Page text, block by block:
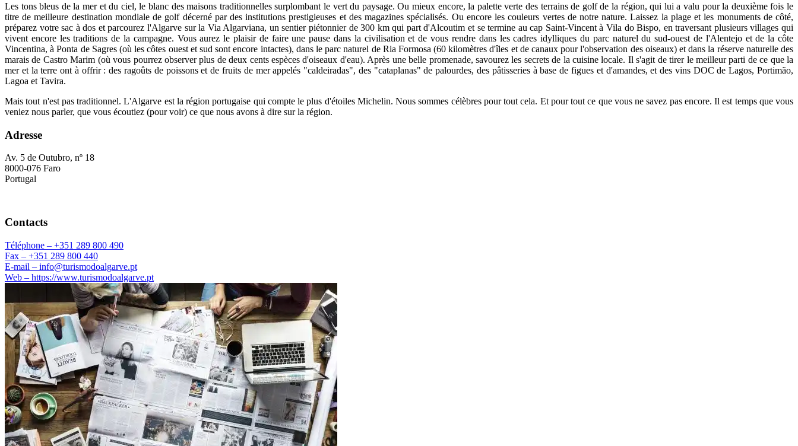
Les tons bleus de la mer et du ciel, le blanc des maisons traditionnelles surplombant le vert du paysage. Ou mieux encore, la palette verte des terrains de golf de la région, qui lui a valu pour la deuxième fois le
titre de meilleure destination mondiale de golf décerné par des institutions prestigieuses et des magazines spécialisés. Ou encore les couleurs vertes de notre nature. Laissez la plage et les monuments de côté,
préparez votre sac à dos et parcourez l'Algarve sur la Via Algarviana, un sentier piétonnier de 300 km qui part d'Alcoutim et se termine au cap Saint-Vincent à Vila do Bispo, en traversant plusieurs villages qui
vivent encore les traditions de la campagne. Vous aurez le plaisir de faire une pause dans la civilisation et de vous rendre dans les cadres idylliques du parc naturel du sud-ouest de l'Alentejo et de la côte
Vincentina, à Ponta de Sagres (où les côtes ouest et sud sont encore intactes), dans le parc naturel de Ria Formosa (60 kilomètres d'îles et de canaux pour l'observation des oiseaux) et dans la réserve naturelle des
marais de Castro Marim (où vous pourrez observer plus de deux cents espèces d'oiseaux d'eau). Après une belle promenade, savourez les secrets de la cuisine locale. Il s'agit de tirer le meilleur parti de ce que la
mer et la terre ont à offrir : des ragoûts de poissons et de fruits de mer appelés "caldeiradas", des "cataplanas" de palourdes, des pâtisseries à base de figues et d'amandes, et des vins DOC de Lagos, Portimão,
Lagoa et Tavira.
Mais tout n'est pas traditionnel. L'Algarve est la région portugaise qui compte le plus d'étoiles Michelin. Nous sommes célèbres pour tout cela. Et pour tout ce que vous ne savez pas encore. Il est temps que vous
veniez nous parler, que vous écoutiez (pour voir) ce que nous avons à dire sur la région.
Adresse
Av. 5 de Outubro, nº 18
8000-076 Faro
Portugal
Contacts
Téléphone – +351 289 800 490
Fax – +351 289 800 440
E-mail – info@turismodoalgarve.pt
Web – https://www.turismodoalgarve.pt